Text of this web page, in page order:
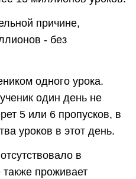
причине,
- без
одного урока.
один день не
5 или 6 пропусков, в
уроков в этот день.
в
проживает